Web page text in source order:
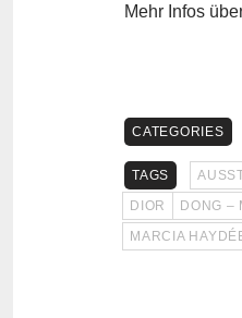
Mehr Infos
CATEGORIES
TAGS
DIOR
DONG –
MARCIA